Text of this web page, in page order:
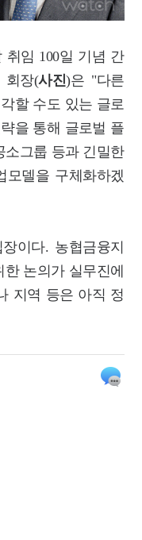
취임 100일 기념 간
회장(사진)은 "다른
할 수도 있는 글로
을 통해 글로벌 플
소그룹 등과 긴밀한
모델을 구체화하겠
이다. 농협금융지
논의가 실무진에
지역 등은 아직 정